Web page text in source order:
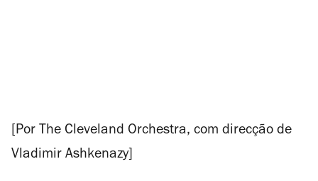
[Por The Cleveland Orchestra, com direcção de
Vladimir Ashkenazy]